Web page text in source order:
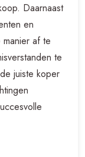
Daarnaast
en
af te
te
juiste koper